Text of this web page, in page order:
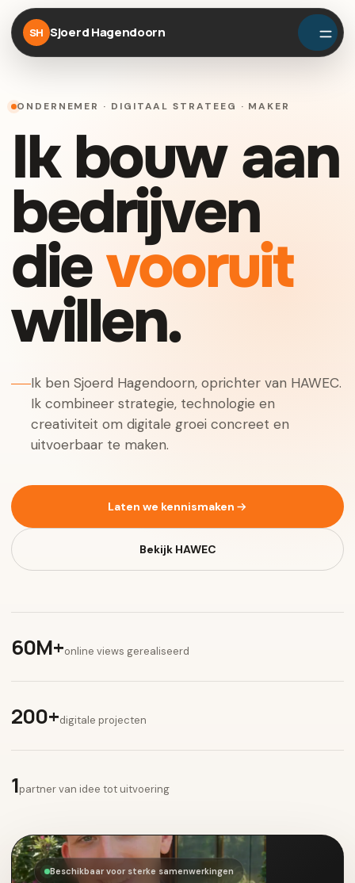
SH Sjoerd Hagendoorn
ONDERNEMER · DIGITAAL STRATEEG · MAKER
Ik bouw aan
bedrijven
dievooruit
willen.
Ik ben Sjoerd Hagendoorn, oprichter van HAWEC.
Ik combineer strategie, technologie en
creativiteit om digitale groei concreet en
uitvoerbaar te maken.
Laten we kennismaken
Bekijk HAWEC
60M+online views gerealiseerd
200+digitale projecten
1partner van idee tot uitvoering
Beschikbaar voor sterke samenwerkingen